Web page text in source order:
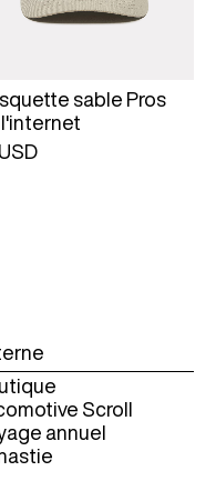
sable Pros
Scroll
annuel